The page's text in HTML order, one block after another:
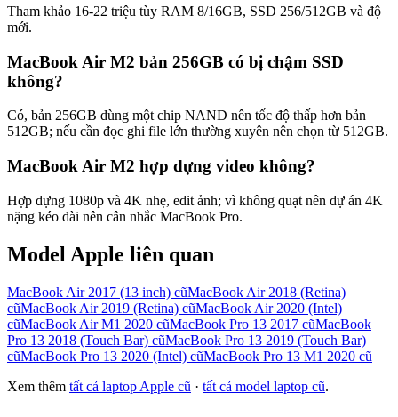
Tham khảo 16-22 triệu tùy RAM 8/16GB, SSD 256/512GB và độ
mới.
MacBook Air M2 bản 256GB có bị chậm SSD
không?
Có, bản 256GB dùng một chip NAND nên tốc độ thấp hơn bản
512GB; nếu cần đọc ghi file lớn thường xuyên nên chọn từ 512GB.
MacBook Air M2 hợp dựng video không?
Hợp dựng 1080p và 4K nhẹ, edit ảnh; vì không quạt nên dự án 4K
nặng kéo dài nên cân nhắc MacBook Pro.
Model Apple liên quan
MacBook Air 2017 (13 inch) cũMacBook Air 2018 (Retina)
cũMacBook Air 2019 (Retina) cũMacBook Air 2020 (Intel)
cũMacBook Air M1 2020 cũMacBook Pro 13 2017 cũMacBook
Pro 13 2018 (Touch Bar) cũMacBook Pro 13 2019 (Touch Bar)
cũMacBook Pro 13 2020 (Intel) cũMacBook Pro 13 M1 2020 cũ
Xem thêm tất cả laptop Apple cũ · tất cả model laptop cũ.